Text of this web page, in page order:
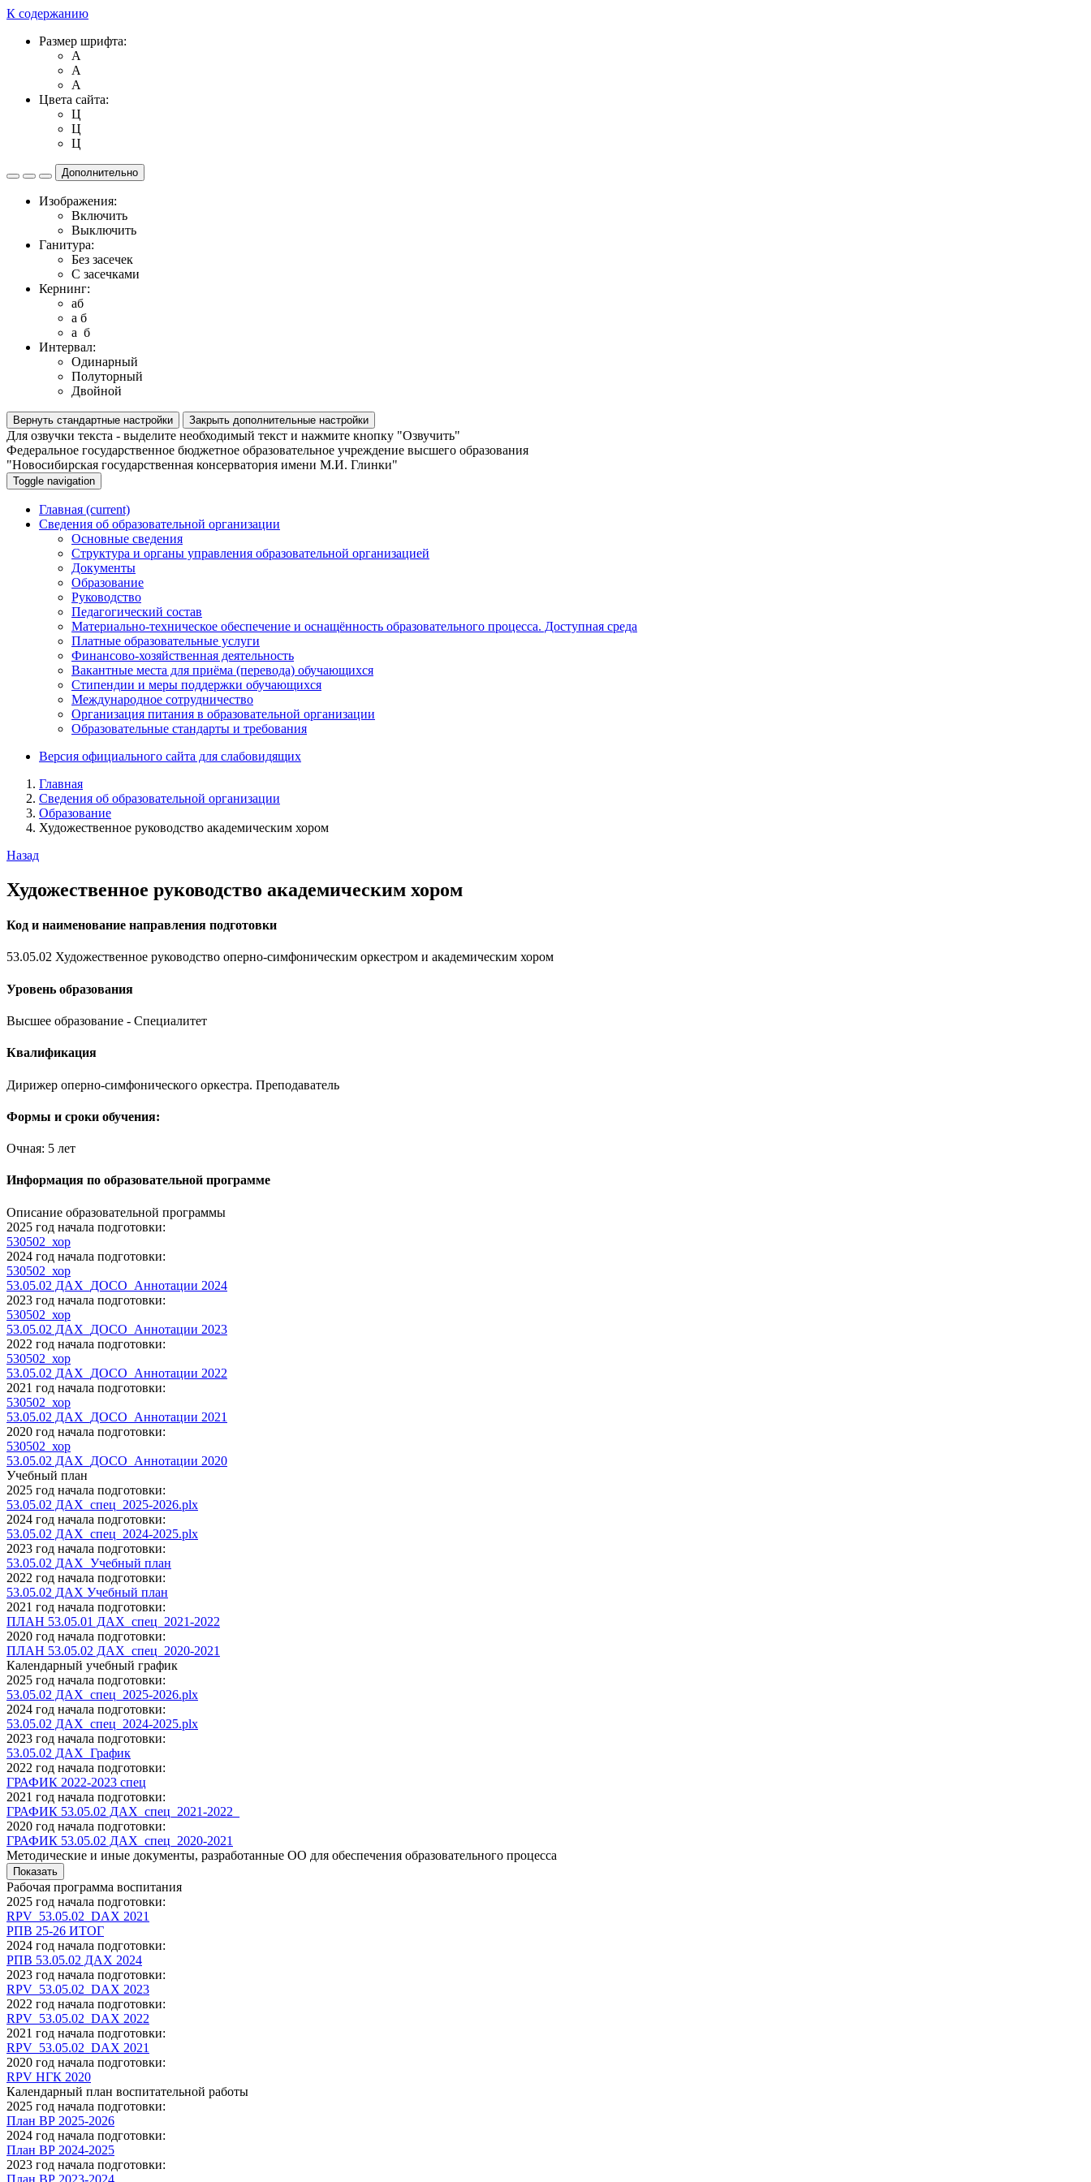
К содержанию
Размер шрифта:
A
A
A
Цвета сайта:
Ц
Ц
Ц
Дополнительно
Изображения:
Включить
Выключить
Ганитура:
Без засечек
С засечками
Кернинг:
aб
a б
a б
Интервал:
Одинарный
Полуторный
Двойной
Вернуть стандартные настройки Закрыть дополнительные настройки
Для озвучки текста - выделите необходимый текст и нажмите кнопку "Озвучить"
Федеральное государственное бюджетное образовательное учреждение высшего образования
"Новосибирская государственная консерватория имени М.И. Глинки"
Toggle navigation
Главная (current)
Сведения об образовательной организации
Основные сведения
Структура и органы управления образовательной организацией
Документы
Образование
Руководство
Педагогический состав
Материально-техническое обеспечение и оснащённость образовательного процесса. Доступная среда
Платные образовательные услуги
Финансово-хозяйственная деятельность
Вакантные места для приёма (перевода) обучающихся
Стипендии и меры поддержки обучающихся
Международное сотрудничество
Организация питания в образовательной организации
Образовательные стандарты и требования
Версия официального сайта для слабовидящих
Главная
Сведения об образовательной организации
Образование
Художественное руководство академическим хором
Назад
Художественное руководство академическим хором
Код и наименование направления подготовки
53.05.02 Художественное руководство оперно-симфоническим оркестром и академическим хором
Уровень образования
Высшее образование - Специалитет
Квалификация
Дирижер оперно-симфонического оркестра. Преподаватель
Формы и сроки обучения:
Очная: 5 лет
Информация по образовательной программе
Описание образовательной программы
2025 год начала подготовки:
530502_хор
2024 год начала подготовки:
530502_хор
53.05.02 ДАХ_ДОСО_Аннотации 2024
2023 год начала подготовки:
530502_хор
53.05.02 ДАХ_ДОСО_Аннотации 2023
2022 год начала подготовки:
530502_хор
53.05.02 ДАХ_ДОСО_Аннотации 2022
2021 год начала подготовки:
530502_хор
53.05.02 ДАХ_ДОСО_Аннотации 2021
2020 год начала подготовки:
530502_хор
53.05.02 ДАХ_ДОСО_Аннотации 2020
Учебный план
2025 год начала подготовки:
53.05.02 ДАХ_спец_2025-2026.plx
2024 год начала подготовки:
53.05.02 ДАХ_спец_2024-2025.plx
2023 год начала подготовки:
53.05.02 ДАХ_Учебный план
2022 год начала подготовки:
53.05.02 ДАХ Учебный план
2021 год начала подготовки:
ПЛАН 53.05.01 ДАХ_спец_2021-2022
2020 год начала подготовки:
ПЛАН 53.05.02 ДАХ_спец_2020-2021
Календарный учебный график
2025 год начала подготовки:
53.05.02 ДАХ_спец_2025-2026.plx
2024 год начала подготовки:
53.05.02 ДАХ_спец_2024-2025.plx
2023 год начала подготовки:
53.05.02 ДАХ_График
2022 год начала подготовки:
ГРАФИК 2022-2023 спец
2021 год начала подготовки:
ГРАФИК 53.05.02 ДАХ_спец_2021-2022_
2020 год начала подготовки:
ГРАФИК 53.05.02 ДАХ_спец_2020-2021
Методические и иные документы, разработанные ОО для обеспечения образовательного процесса
Показать
Рабочая программа воспитания
2025 год начала подготовки:
RPV_53.05.02_DAX 2021
РПВ 25-26 ИТОГ
2024 год начала подготовки:
РПВ 53.05.02 ДАХ 2024
2023 год начала подготовки:
RPV_53.05.02_DAX 2023
2022 год начала подготовки:
RPV_53.05.02_DAX 2022
2021 год начала подготовки:
RPV_53.05.02_DAX 2021
2020 год начала подготовки:
RPV НГК 2020
Календарный план воспитательной работы
2025 год начала подготовки:
План ВР 2025-2026
2024 год начала подготовки:
План ВР 2024-2025
2023 год начала подготовки:
План ВР 2023-2024